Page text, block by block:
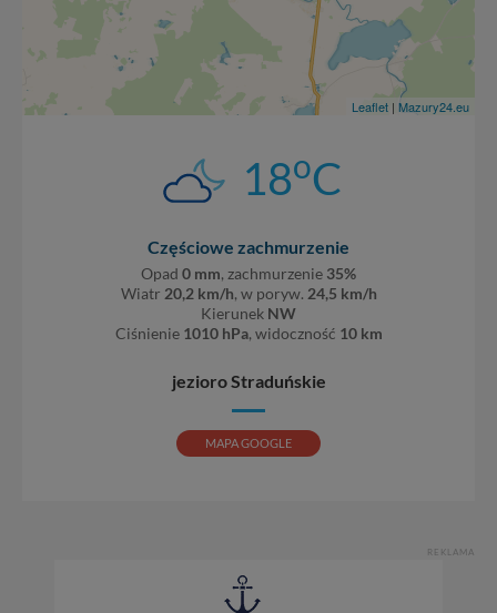
Leaflet | Mazury24.eu
18oC
Częściowe zachmurzenie
Opad 0 mm, zachmurzenie 35%
Wiatr 20,2 km/h, w poryw. 24,5 km/h
Kierunek NW
Ciśnienie 1010 hPa, widoczność 10 km
jezioro Straduńskie
MAPA GOOGLE
REKLAMA